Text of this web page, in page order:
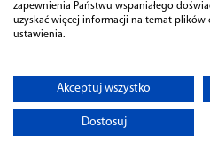
70x80.Jest to poniekąd
dopasujesz je do większości
gotowe!
Jakie rozmiary
znajdziesz w sklepie KZ?
zapewnienia Państwu wspaniałego
uzyskać więcej informacji na temat
ustawienia.
Akceptuj wszystko
Dostosuj